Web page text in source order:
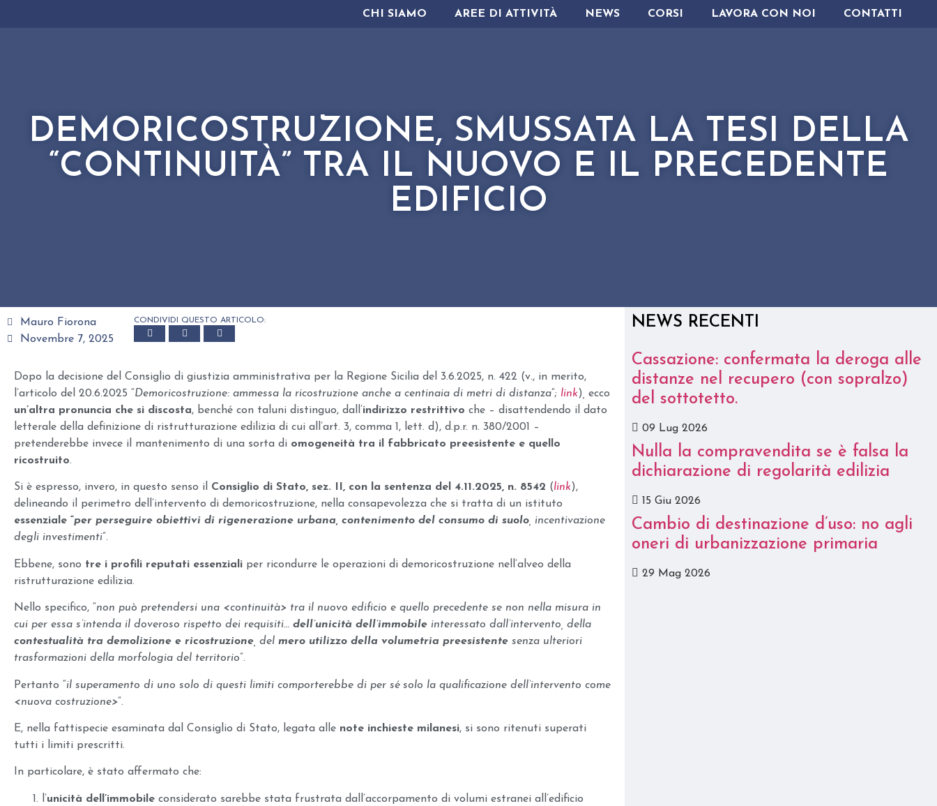
CHI SIAMO AREE DI ATTIVITÀ NEWS CORSI LAVORA CON NOI CONTATTI
DEMORICOSTRUZIONE, SMUSSATA LA TESI DELLA
“CONTINUITÀ” TRA IL NUOVO E IL PRECEDENTE
EDIFICIO
Mauro Fiorona
Novembre 7, 2025
CONDIVIDI QUESTO ARTICOLO:
Dopo la decisione del Consiglio di giustizia amministrativa per la Regione Sicilia del 3.6.2025, n. 422 (v., in merito,
l’articolo del 20.6.2025 “Demoricostruzione: ammessa la ricostruzione anche a centinaia di metri di distanza“; link)
ecco
un’altra pronuncia che si discosta, benché con taluni distinguo, dall’indirizzo restrittivo che – disattendendo il dato
letterale della definizione di ristrutturazione edilizia di cui all’art. 3, comma 1, lett. d), d.p.r. n. 380/2001 –
pretenderebbe invece il mantenimento di una sorta di omogeneità tra il fabbricato preesistente e quello
ricostruito.
Si è espresso, invero, in questo senso il Consiglio di Stato, sez. II, con la sentenza del 4.11.2025, n. 8542 (link),
delineando il perimetro dell’intervento di demoricostruzione, nella consapevolezza che si tratta di un istituto
essenziale “per perseguire obiettivi di rigenerazione urbana, contenimento del consumo di suolo , incentivazione
degli investimenti”.
Ebbene, sono tre i profili reputati essenziali per ricondurre le operazioni di demoricostruzione nell’alveo della
ristrutturazione edilizia.
Nello specifico, “non può pretendersi una <continuità> tra il nuovo edificio e quello precedente se non nella misura in
cui per essa s’intenda il doveroso rispetto dei requisiti… dell’unicità dell’immobile interessato dall’intervento, della
contestualità tra demolizione e ricostruzione , del mero utilizzo della volumetria preesistente senza ulteriori
trasformazioni della morfologia del territorio”.
Pertanto “il superamento di uno solo di questi limiti comporterebbe di per sé solo la qualificazione dell’intervento come
<nuova costruzione>”.
E, nella fattispecie esaminata dal Consiglio di Stato, legata alle note inchieste milanesi, si sono ritenuti superati
tutti i limiti prescritti.
In particolare, è stato affermato che:
l’unicità dell’immobile considerato sarebbe stata frustrata dall’accorpamento di volumi estranei all’edificio
NEWS RECENTI
Cassazione: confermata la deroga alle
distanze nel recupero (con sopralzo)
del sottotetto.
09 Lug 2026
Nulla la compravendita se è falsa la
dichiarazione di regolarità edilizia
15 Giu 2026
Cambio di destinazione d’uso: no agli
oneri di urbanizzazione primaria
29 Mag 2026